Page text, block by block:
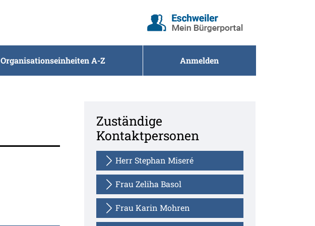
Organisationseinheiten A-Z Anmelden
Zuständige
Kontaktpersonen
Herr Stephan Miseré
Frau Zeliha Basol
Frau Karin Mohren